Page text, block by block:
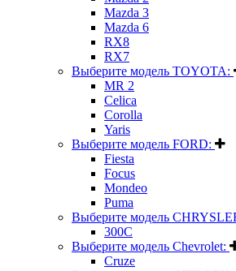
Mazda 3
Mazda 6
RX8
RX7
Выберите модель TOYOTA:
MR 2
Celica
Corolla
Yaris
Выберите модель FORD:
Fiesta
Focus
Mondeo
Puma
Выберите модель
300C
Выберите модель Chevrolet:
Cruze